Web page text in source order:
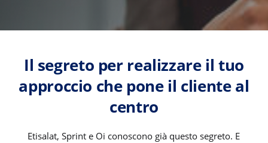
Il segreto per realizzare il tuo
approccio che pone il cliente al
centro
Etisalat, Sprint e Oi conoscono già questo segreto. E